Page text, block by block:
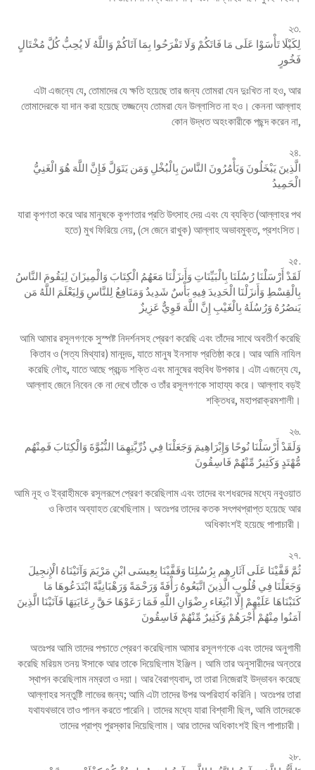
২৩.
لِكَيْلَا تَأْسَوْا عَلَى مَا فَاتَكُمْ وَلَا تَفْرَحُوا بِمَا آتَاكُمْ وَاللَّهُ لَا يُحِبُّ كُلَّ مُخْتَالٍ
فَخُورٍ
এটা এজন্যে যে, তোমাদের যে ক্ষতি হয়েছে তার জন্য তোমরা যেন দুঃখিত না হও, আর
তোমাদেরকে যা দান করা হয়েছে তজ্জন্যে তোমরা যেন উল্লাসিত না হও। কেননা আল্লাহ
কোন উদ্ধত অহংকারীকে পছন্দ করেন না,
২৪.
الَّذِينَ يَبْخَلُونَ وَيَأْمُرُونَ النَّاسَ بِالْبُخْلِ وَمَن يَتَوَلَّ فَإِنَّ اللَّهَ هُوَ الْغَنِيُّ
الْحَمِيدُ
যারা কৃপণতা করে আর মানুষকে কৃপণতার প্রতি উৎসাহ দেয় এবং যে ব্যক্তি (আল্লাহর পথ
হতে) মুখ ফিরিয়ে নেয়, (সে জেনে রাখুক) আল্লাহ অভাবমুক্ত, প্রশংসিত।
২৫.
لَقَدْ أَرْسَلْنَا رُسُلَنَا بِالْبَيِّنَاتِ وَأَنزَلْنَا مَعَهُمُ الْكِتَابَ وَالْمِيزَانَ لِيَقُومَ النَّاسُ
بِالْقِسْطِ وَأَنزَلْنَا الْحَدِيدَ فِيهِ بَأْسٌ شَدِيدٌ وَمَنَافِعُ لِلنَّاسِ وَلِيَعْلَمَ اللَّهُ مَن
يَنصُرُهُ وَرُسُلَهُ بِالْغَيْبِ إِنَّ اللَّهَ قَوِيٌّ عَزِيزٌ
আমি আমার রসূলগণকে সুস্পষ্ট নিদর্শনসহ প্রেরণ করেছি এবং তাঁদের সাথে অবতীর্ণ করেছি
কিতাব ও (সত্য মিথ্যার) মানদন্ড, যাতে মানুষ ইনসাফ প্রতিষ্ঠা করে। আর আমি নাযিল
করেছি লৌহ, যাতে আছে প্রচন্ড শক্তি এবং মানুষের বহুবিধ উপকার। এটা এজন্যে যে,
আল্লাহ জেনে নিবেন কে না দেখে তাঁকে ও তাঁর রসূলগণকে সাহায্য করে। আল্লাহ বড়ই
শক্তিধর, মহাপরাক্রমশালী।
২৬.
وَلَقَدْ أَرْسَلْنَا نُوحًا وَإِبْرَاهِيمَ وَجَعَلْنَا فِي ذُرِّيَّتِهِمَا النُّبُوَّةَ وَالْكِتَابَ فَمِنْهُم
مُّهْتَدٍ وَكَثِيرٌ مِّنْهُمْ فَاسِقُونَ
আমি নূহ ও ইব্রাহীমকে রসূলরূপে প্রেরণ করেছিলাম এবং তাদের বংশধরদের মধ্যে নবুওয়াত
ও কিতাব অব্যাহত রেখেছিলাম। অতঃপর তাদের কতক সৎপথপ্রাপ্ত হয়েছে আর
অধিকাংশই হয়েছে পাপাচারী।
২৭.
ثُمَّ قَفَّيْنَا عَلَى آثَارِهِم بِرُسُلِنَا وَقَفَّيْنَا بِعِيسَى ابْنِ مَرْيَمَ وَآتَيْنَاهُ الْإِنجِيلَ
وَجَعَلْنَا فِي قُلُوبِ الَّذِينَ اتَّبَعُوهُ رَأْفَةً وَرَحْمَةً وَرَهْبَانِيَّةً ابْتَدَعُوهَا مَا
كَتَبْنَاهَا عَلَيْهِمْ إِلَّا ابْتِغَاء رِضْوَانِ اللَّهِ فَمَا رَعَوْهَا حَقَّ رِعَايَتِهَا فَآتَيْنَا الَّذِينَ
آمَنُوا مِنْهُمْ أَجْرَهُمْ وَكَثِيرٌ مِّنْهُمْ فَاسِقُونَ
অতঃপর আমি তাদের পশ্চাতে প্রেরণ করেছিলাম আমার রসূলগণকে এবং তাদের অনুগামী
করেছি মরিয়ম তনয় ঈসাকে আর তাকে দিয়েছিলাম ইঞ্জিল। আমি তার অনুসারীদের অন্তরে
স্থাপন করেছিলাম নম্রতা ও দয়া। আর বৈরাগ্যবাদ, তা তারা নিজেরাই উদ্ভাবন করেছে
আল্লাহর সন্তুষ্টি লাভের জন্য; আমি এটা তাদের উপর অপরিহার্য করিনি। অতঃপর তারা
যথাযথভাবে তাও পালন করতে পারেনি। তাদের মধ্যে যারা বিশ্বাসী ছিল, আমি তাদেরকে
তাদের প্রাপ্য পুরস্কার দিয়েছিলাম। আর তাদের অধিকাংশই ছিল পাপাচারী।
২৮.